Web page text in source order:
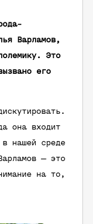
Варламов,
Это
его
она входит
нашей среде
— это
на то,